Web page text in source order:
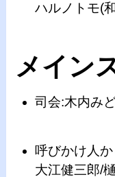
ハルノトモ(
メイン
司会:木内み
呼びかけ人
大江健三郎/